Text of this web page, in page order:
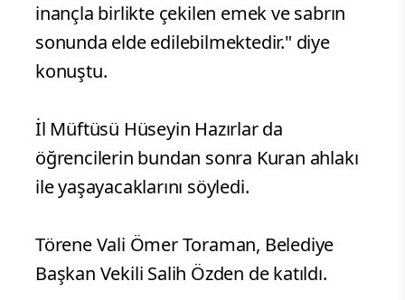
inançla birlikte çekilen emek ve sabrın
sonunda elde edilebilmektedir." diye
konuştu.
İl Müftüsü Hüseyin Hazırlar da
öğrencilerin bundan sonra Kuran ahlakı
ile yaşayacaklarını söyledi.
Törene Vali Ömer Toraman, Belediye
Başkan Vekili Salih Özden de katıldı.